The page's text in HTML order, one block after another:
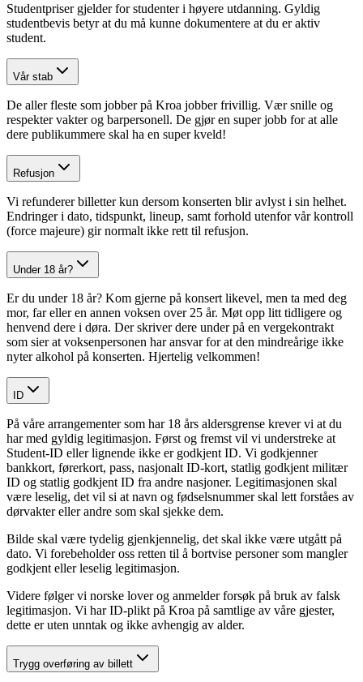
Studentpriser gjelder for studenter i høyere utdanning. Gyldig
studentbevis betyr at du må kunne dokumentere at du er aktiv
student.
Vår stab
De aller fleste som jobber på Kroa jobber frivillig. Vær snille og
respekter vakter og barpersonell. De gjør en super jobb for at alle
dere publikummere skal ha en super kveld!
Refusjon
Vi refunderer billetter kun dersom konserten blir avlyst i sin helhet.
Endringer i dato, tidspunkt, lineup, samt forhold utenfor vår kontroll
(force majeure) gir normalt ikke rett til refusjon.
Under 18 år?
Er du under 18 år? Kom gjerne på konsert likevel, men ta med deg
mor, far eller en annen voksen over 25 år. Møt opp litt tidligere og
henvend dere i døra. Der skriver dere under på en vergekontrakt
som sier at voksenpersonen har ansvar for at den mindreårige ikke
nyter alkohol på konserten. Hjertelig velkommen!
ID
På våre arrangementer som har 18 års aldersgrense krever vi at du
har med gyldig legitimasjon. Først og fremst vil vi understreke at
Student-ID eller lignende ikke er godkjent ID. Vi godkjenner
bankkort, førerkort, pass, nasjonalt ID-kort, statlig godkjent militær
ID og statlig godkjent ID fra andre nasjoner. Legitimasjonen skal
være leselig, det vil si at navn og fødselsnummer skal lett forståes av
dørvakter eller andre som skal sjekke dem.
Bilde skal være tydelig gjenkjennelig, det skal ikke være utgått på
dato. Vi forebeholder oss retten til å bortvise personer som mangler
godkjent eller leselig legitimasjon.
Videre følger vi norske lover og anmelder forsøk på bruk av falsk
legitimasjon. Vi har ID-plikt på Kroa på samtlige av våre gjester,
dette er uten unntak og ikke avhengig av alder.
Trygg overføring av billett